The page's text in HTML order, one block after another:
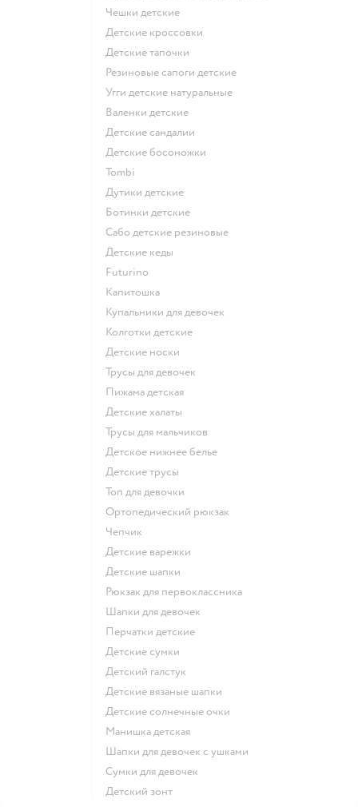
Чешки детские
Детские кроссовки
Детские тапочки
Резиновые сапоги детские
Угги детские натуральные
Валенки детские
Детские сандалии
Детские босоножки
Tombi
Дутики детские
Ботинки детские
Сабо детские резиновые
Детские кеды
Futurino
Капитошка
Купальники для девочек
Колготки детские
Детские носки
Трусы для девочек
Пижама детская
Детские халаты
Трусы для мальчиков
Детское нижнее белье
Детские трусы
Топ для девочки
Ортопедический рюкзак
Чепчик
Детские варежки
Детские шапки
Рюкзак для первоклассника
Шапки для девочек
Перчатки детские
Детские сумки
Детский галстук
Детские вязаные шапки
Детские солнечные очки
Манишка детская
Шапки для девочек с ушками
Сумки для девочек
Детский зонт